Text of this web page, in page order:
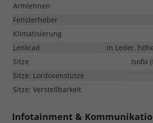
Armlehnen
Fensterheber
Klimatisierung
Lenkrad
in Leder,
Sitze
Isofix
Sitze: Lordosenstütze
Sitze: Verstellbarkeit
Infotainment &